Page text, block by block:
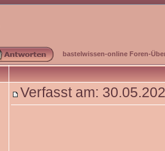
bastelwissen-online Foren-
Verfasst am: